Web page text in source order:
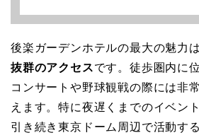
後楽ガーデンホテルの最大の魅力は
抜群のアクセスです。徒歩圏内に
コンサートや野球観戦の際には非
えます。特に夜遅くまでのイベン
引き続き東京ドーム周辺で活動す